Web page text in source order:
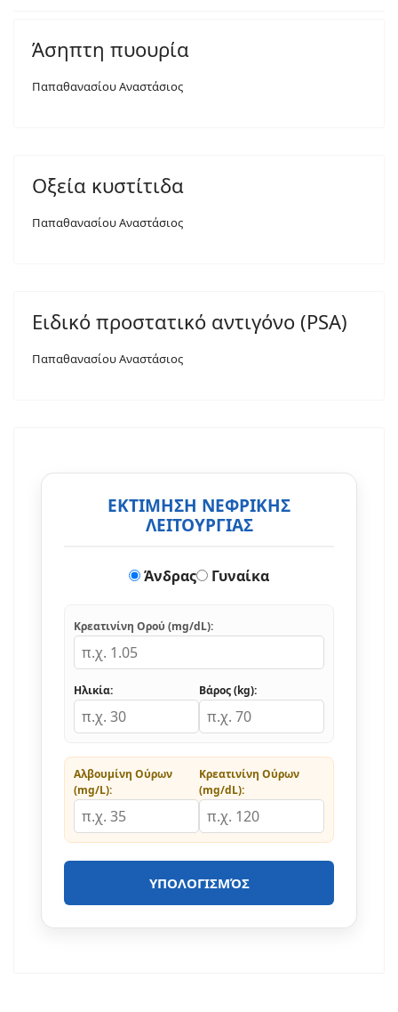
Άσηπτη πυουρία
Παπαθανασίου Αναστάσιος
Οξεία κυστίτιδα
Παπαθανασίου Αναστάσιος
Ειδικό προστατικό αντιγόνο (PSA)
Παπαθανασίου Αναστάσιος
ΕΚΤΙΜΗΣΗ ΝΕΦΡΙΚΗΣ
ΛΕΙΤΟΥΡΓΙΑΣ
Άνδρας Γυναίκα
Κρεατινίνη Ορού (mg/dL):
Ηλικία: Βάρος (kg):
Αλβουμίνη Ούρων
(mg/L):
Κρεατινίνη Ούρων
(mg/dL):
ΥΠΟΛΟΓΙΣΜΌΣ